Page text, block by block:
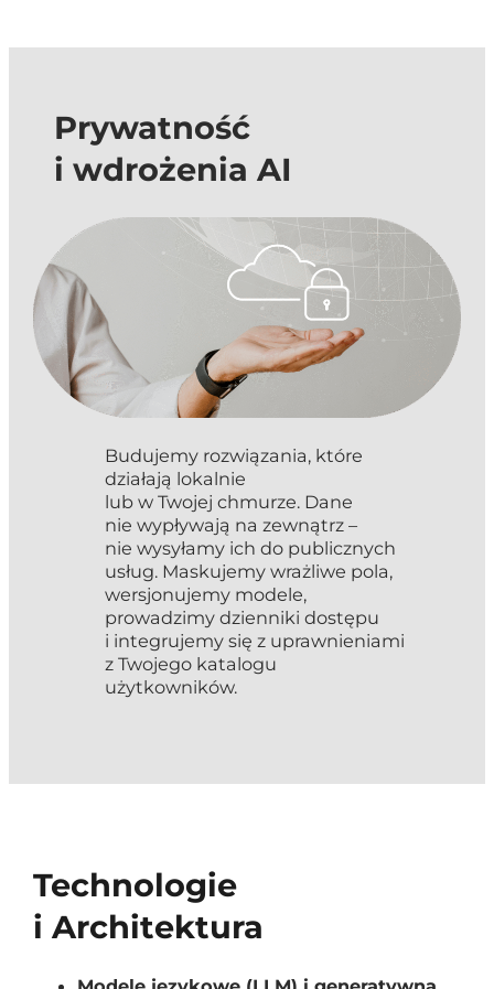
Prywatność
i wdrożenia AI
Budujemy rozwiązania, które
działają lokalnie
lub w Twojej chmurze. Dane
nie wypływają na zewnątrz –
nie wysyłamy ich do publicznych
usług. Maskujemy wrażliwe pola,
wersjonujemy modele,
prowadzimy dzienniki dostępu
i integrujemy się z uprawnieniami
z Twojego katalogu
użytkowników.
Technologie
i Architektura